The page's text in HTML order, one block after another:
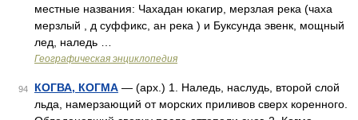
местные названия: Чахадан юкагир, мерзлая река (чаха
мерзлый , д суффикс, ан река ) и Буксунда эвенк, мощный
лед, наледь …
Географическая энциклопедия
94 КОГВА, КОГМА — (арх.) 1. Наледь, наслудь, второй слой
льда, намерзающий от морских приливов сверх коренного.